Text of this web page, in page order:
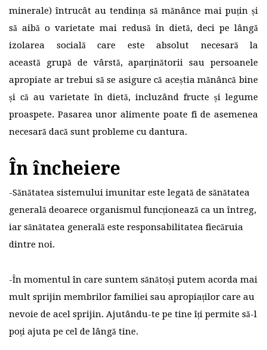
minerale) întrucât au tendința să mănânce mai puțin și
să aibă o varietate mai redusă în dietă, deci pe lângă
izolarea socială care este absolut necesară la
această grupă de vârstă, aparținătorii sau persoanele
apropiate ar trebui să se asigure că aceștia mănâncă bine
și că au varietate în dietă, incluzând fructe și legume
proaspete. Pasarea unor alimente poate fi de asemenea
necesară dacă sunt probleme cu dantura.
În încheiere
-Sănătatea sistemului imunitar este legată de sănătatea
generală deoarece organismul funcționează ca un întreg,
iar sănătatea generală este responsabilitatea fiecăruia
dintre noi.
-În momentul în care suntem sănătoși putem acorda mai
mult sprijin membrilor familiei sau apropiaților care au
nevoie de acel sprijin. Ajutându-te pe tine îți permite să-l
poți ajuta pe cel de lângă tine.